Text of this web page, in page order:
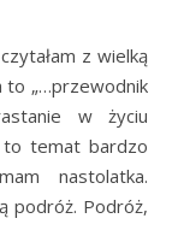
to „…przewodnik
w życiu
to temat bardzo
nastolatka.
podróż. Podróż,